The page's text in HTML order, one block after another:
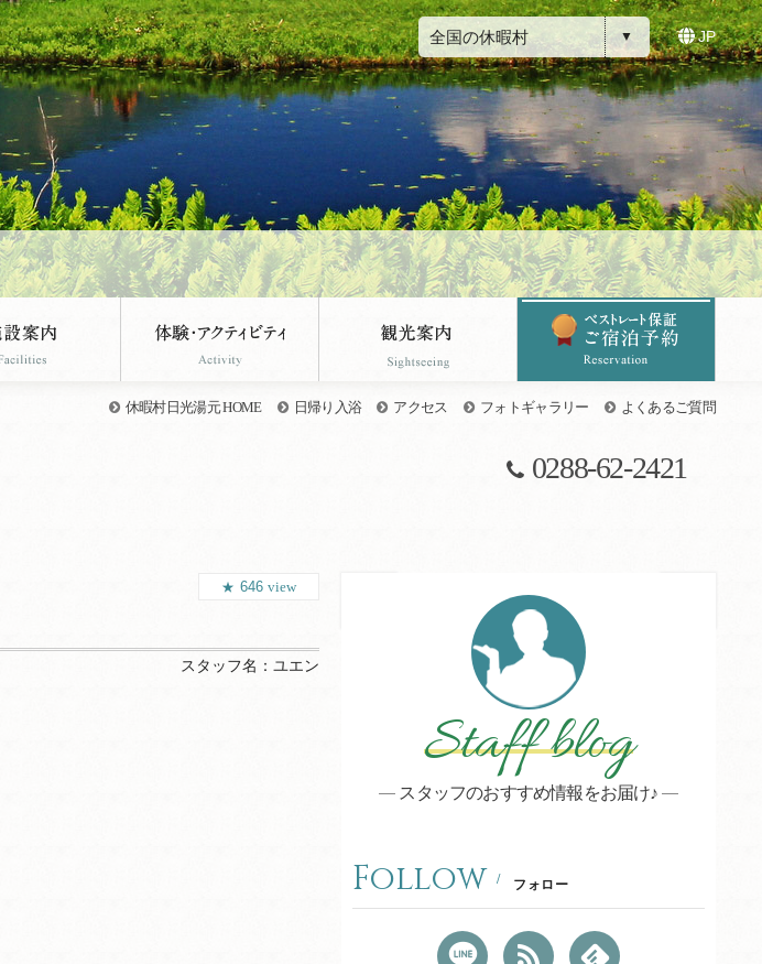
全国の休暇村 JP
休暇村日光湯元 HOME 日帰り入浴 アクセス フォトギャラリー よくあるご質問
0288-62-2421
646 view
スタッフ名： ユエン
Staff blog
スタッフのおすすめ情報をお届け♪
Follow フォロー